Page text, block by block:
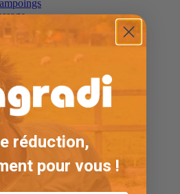
queues
de Mesure
réduction,
pour vous !